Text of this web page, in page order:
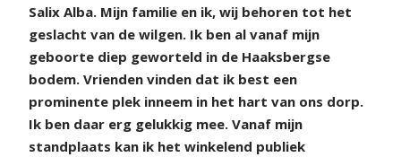
Salix Alba. Mijn familie en ik, wij behoren tot het
geslacht van de wilgen. Ik ben al vanaf mijn
geboorte diep geworteld in de Haaksbergse
bodem. Vrienden vinden dat ik best een
prominente plek inneem in het hart van ons dorp.
Ik ben daar erg gelukkig mee. Vanaf mijn
standplaats kan ik het winkelend publiek